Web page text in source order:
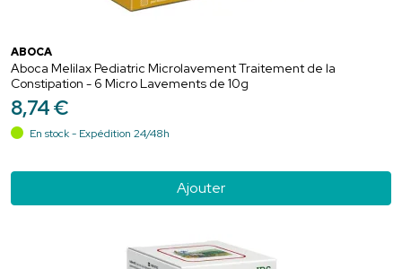
ABOCA
Aboca Melilax Pediatric Microlavement Traitement de la
Constipation - 6 Micro Lavements de 10g
8,74€
En stock - Expédition 24/48h
Ajouter